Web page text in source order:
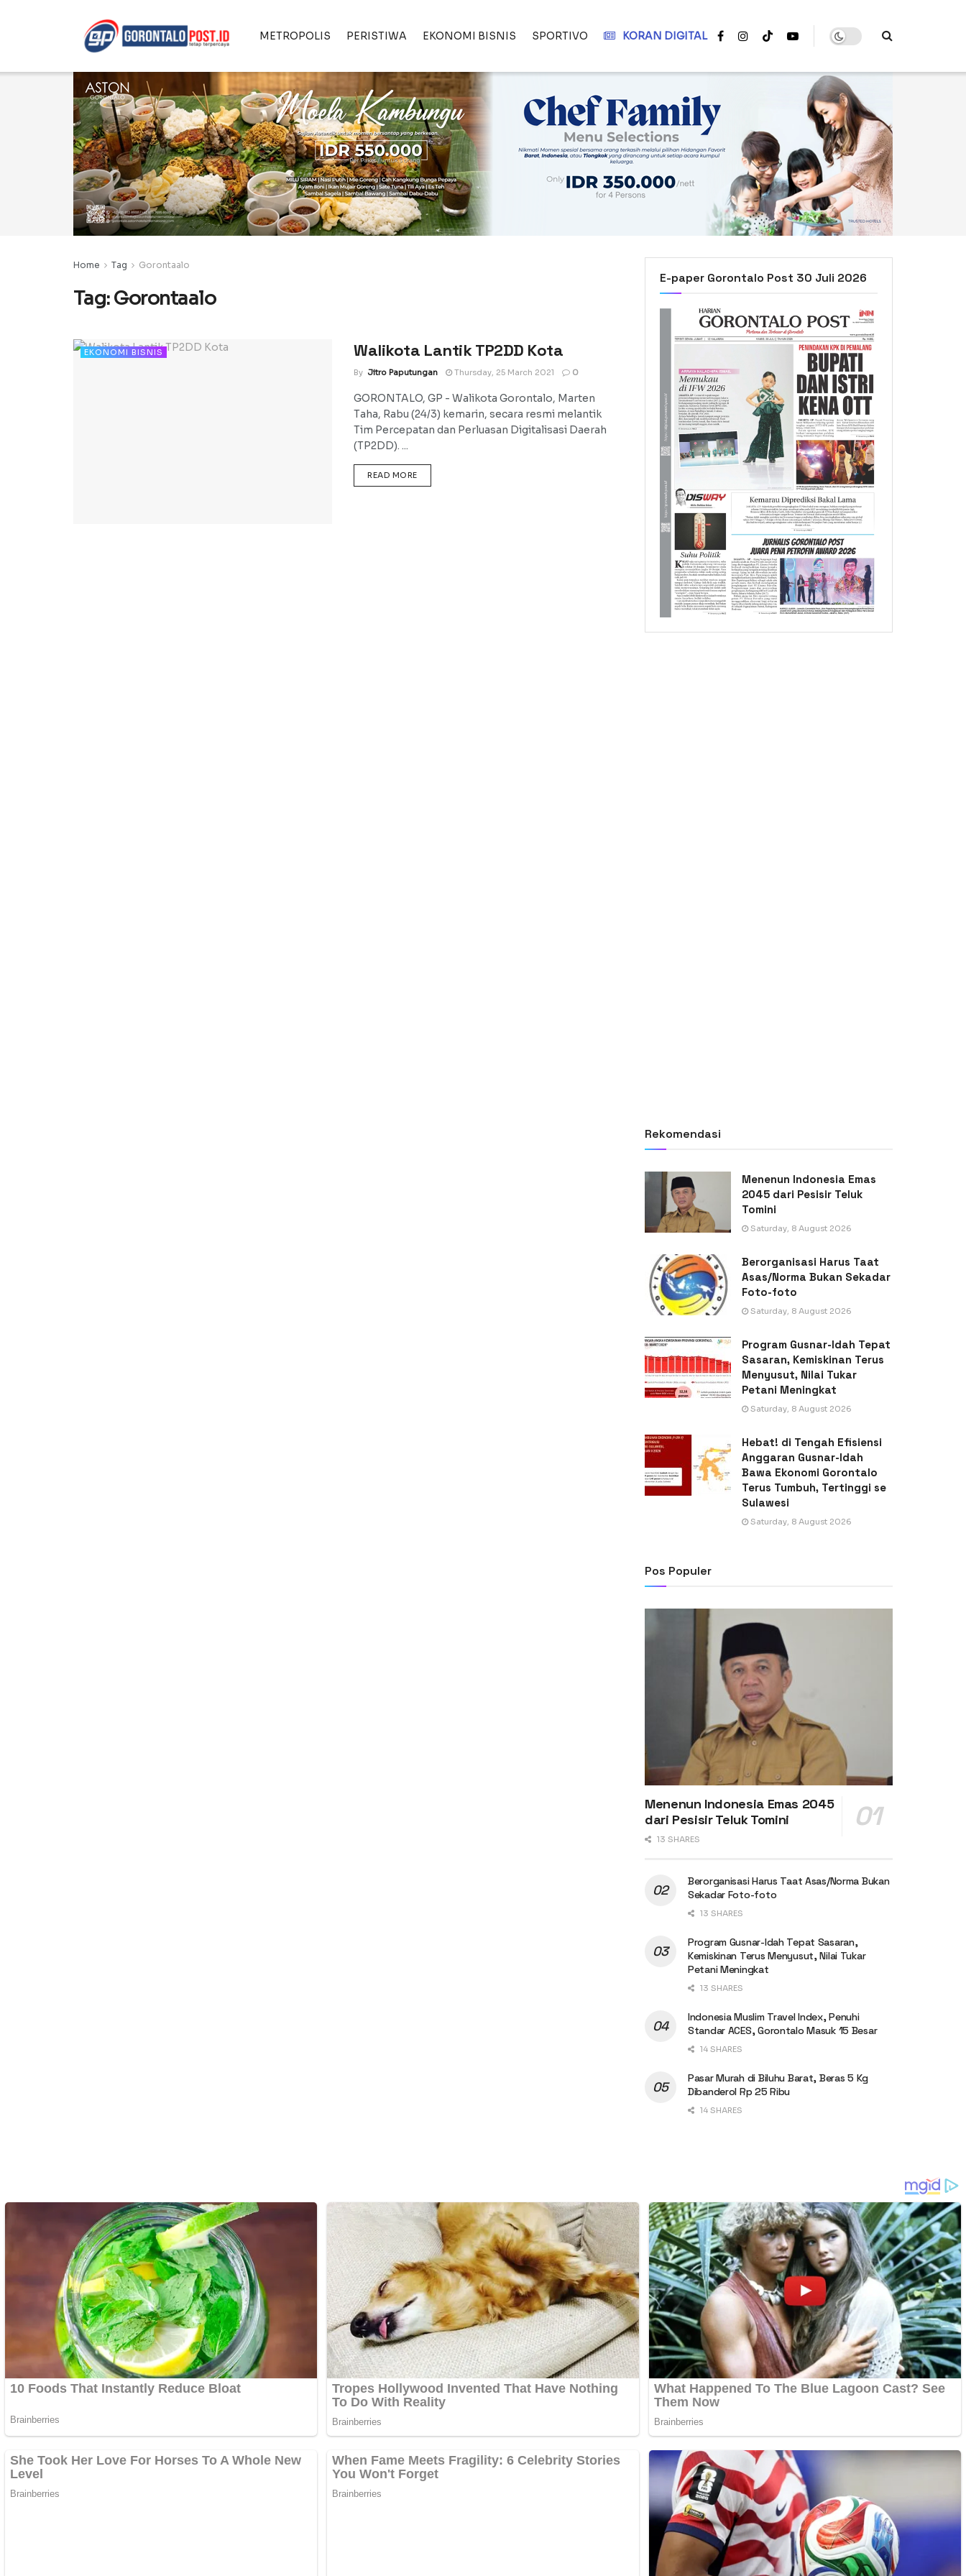
METROPOLIS PERISTIWA EKONOMI BISNIS SPORTIVO KORAN DIGITAL
Home Tag Gorontaalo
Tag:Gorontaalo
EKONOMI BISNIS Walikota Lantik TP2DD Kota
By Jitro Paputungan Thursday, 25 March 2021 0
GORONTALO, GP - Walikota Gorontalo, Marten
Taha, Rabu (24/3) kemarin, secara resmi melantik
Tim Percepatan dan Perluasan Digitalisasi Daerah
(TP2DD). ...
READ MOREDETAILS
E-paper Gorontalo Post 30 Juli 2026
Rekomendasi
Menenun Indonesia Emas
2045 dari Pesisir Teluk
Tomini
Saturday, 8 August 2026
Berorganisasi Harus Taat
Asas/Norma Bukan Sekadar
Foto-foto
Saturday, 8 August 2026
Program Gusnar-Idah Tepat
Sasaran, Kemiskinan Terus
Menyusut, Nilai Tukar
Petani Meningkat
Saturday, 8 August 2026
Hebat! di Tengah Efisiensi
Anggaran Gusnar-Idah
Bawa Ekonomi Gorontalo
Terus Tumbuh, Tertinggi se
Sulawesi
Saturday, 8 August 2026
Pos Populer
Menenun Indonesia Emas 2045
dari Pesisir Teluk Tomini
13 SHARES
Berorganisasi Harus Taat Asas/Norma Bukan
Sekadar Foto-foto
13 SHARES
Program Gusnar-Idah Tepat Sasaran,
Kemiskinan Terus Menyusut, Nilai Tukar
Petani Meningkat
13 SHARES
Indonesia Muslim Travel Index, Penuhi
Standar ACES, Gorontalo Masuk 15 Besar
14 SHARES
Pasar Murah di Biluhu Barat, Beras 5 Kg
Dibanderol Rp 25 Ribu
14 SHARES